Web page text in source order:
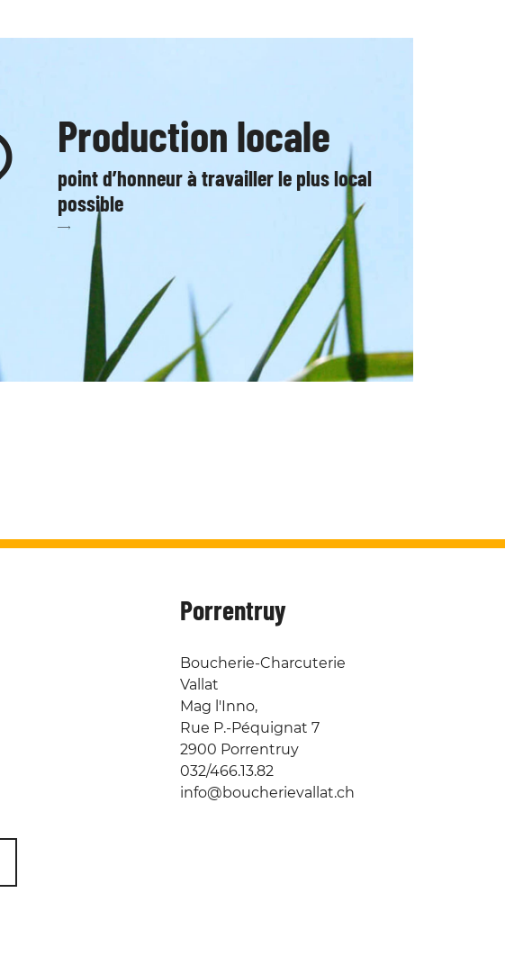
Production locale
point d’honneur à travailler le plus local
possible
Porrentruy
Boucherie-Charcuterie
Vallat
Mag l'Inno,
Rue P.-Péquignat 7
2900 Porrentruy
032/466.13.82
info@boucherievallat.ch